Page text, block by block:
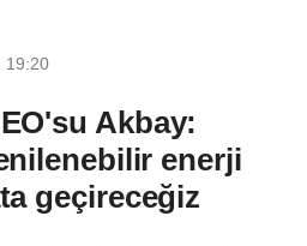
19:20
Akbay:
enerji
geçireceğiz